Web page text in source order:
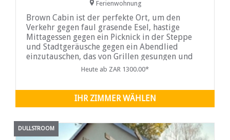
Ferienwohnung
Brown Cabin ist der perfekte Ort, um den
Verkehr gegen faul grasende Esel, hastige
Mittagessen gegen ein Picknick in der Steppe
und Stadtgeräusche gegen ein Abendlied
einzutauschen, das von Grillen gesungen und
von Fröschen orchestriert wird. Die Brown
Leben zu entspannen und dem Alltag zu
entfliehen.
Heute ab ZAR 1300.00*
IHR ZIMMER WÄHLEN
DULLSTROOM